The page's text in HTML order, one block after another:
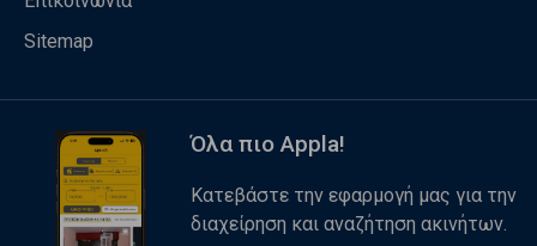
Sitemap
Όλα πιο Appla!
Κατεβάστε την εφαρμογή μας για την
διαχείρηση και αναζήτηση ακινήτων.